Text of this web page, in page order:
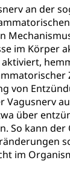
an der
im Körper
von
Vagusnerv
über
So kann
im